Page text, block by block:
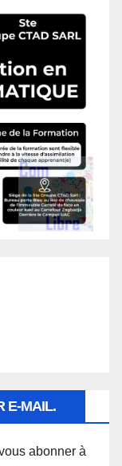
E-MAIL.
abonner à